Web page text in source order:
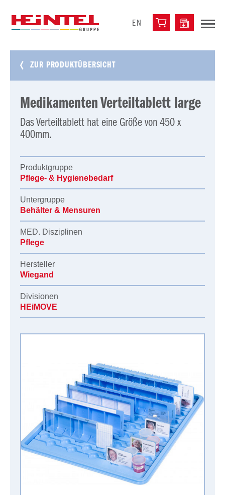
EN
ZUR PRODUKTÜBERSICHT
Medikamenten Verteiltablett large
Das Verteiltablett hat eine Größe von 450 x
400mm.
Produktgruppe
Pflege- & Hygienebedarf
Untergruppe
Behälter & Mensuren
MED. Disziplinen
Pflege
Hersteller
Wiegand
Divisionen
HEiMOVE